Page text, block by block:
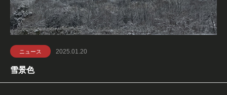
ニュース 2025.01.20
雪景色